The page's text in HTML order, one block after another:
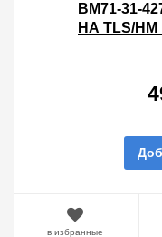
BM71-31-
НА TLS/HM
в избранные